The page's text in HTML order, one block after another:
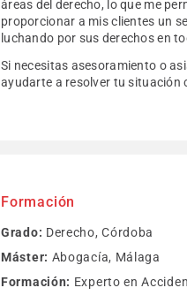
áreas del derecho, lo que me
proporcionar a mis clientes un
luchando por sus derechos en
Si necesitas asesoramiento o
ayudarte a resolver tu situación
Formación
Grado: Derecho, Córdoba
Máster: Abogacía, Málaga
Formación: Experto en